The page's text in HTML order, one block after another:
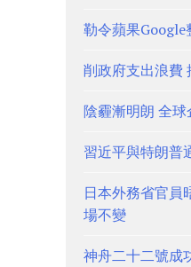
勒令蘋果
削政府支出浪費
陰霾漸明朗 全
習近平與特朗普
日本外務省官員
場不變
神舟二十二號成